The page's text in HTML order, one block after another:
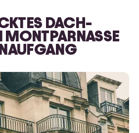
DACH-